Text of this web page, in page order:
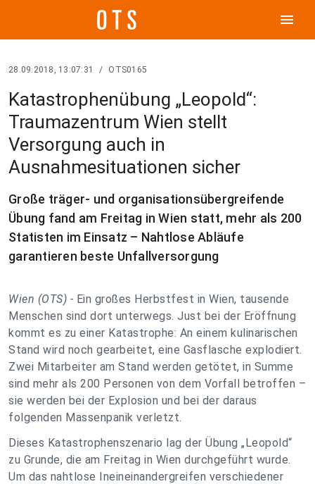
menu
28.09.2018, 13:07:31 / OTS0165
Katastrophenübung „Leopold“:
Traumazentrum Wien stellt
Versorgung auch in
Ausnahmesituationen sicher
Große träger- und organisationsübergreifende
Übung fand am Freitag in Wien statt, mehr als 200
Statisten im Einsatz – Nahtlose Abläufe
garantieren beste Unfallversorgung
Wien (OTS) - Ein großes Herbstfest in Wien, tausende
Menschen sind dort unterwegs. Just bei der Eröffnung
kommt es zu einer Katastrophe: An einem kulinarischen
Stand wird noch gearbeitet, eine Gasflasche explodiert.
Zwei Mitarbeiter am Stand werden getötet, in Summe
sind mehr als 200 Personen von dem Vorfall betroffen –
sie werden bei der Explosion und bei der daraus
folgenden Massenpanik verletzt.
Dieses Katastrophenszenario lag der Übung „Leopold“
zu Grunde, die am Freitag in Wien durchgeführt wurde.
Um das nahtlose Ineineinandergreifen verschiedener